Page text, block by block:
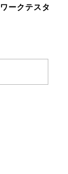
ークテスタ